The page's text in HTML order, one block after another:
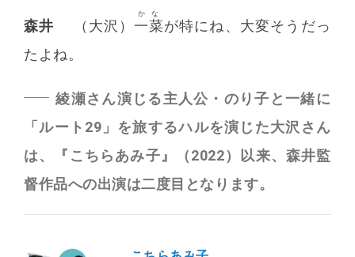
森井 （大沢）一菜
かな
が特にね、大変そうだっ
たよね。
綾瀬さん演じる主人公・のり子と一緒に
「ルート29」を旅するハルを演じた大沢さん
は、『こちらあみ子』（2022）以来、森井監
督作品への出演は二度目となります。